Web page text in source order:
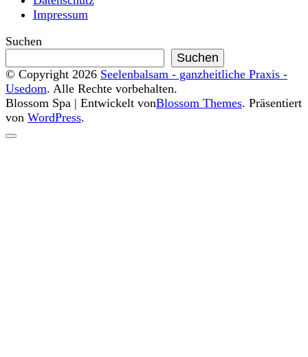
Impressum
Suchen
Suchen
© Copyright 2026 Seelenbalsam - ganzheitliche Praxis -
Usedom. Alle Rechte vorbehalten.
Blossom Spa | Entwickelt vonBlossom Themes. Präsentiert
von WordPress.